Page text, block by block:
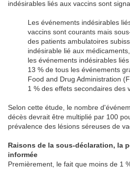
indésirables liés aux vaccins sont
Les événements indésirables
vaccins sont courants mais
des patients ambulatoires
indésirable lié aux
les événements indésirables
13 % de tous les événements
Food and Drug Administration
1 % des effets secondaires des
Selon cette étude, le nombre
décès devrait être multiplié par 100
prévalence des lésions séreuses de
Raisons de la sous-déclaration, la
informée
Premièrement, le fait que moins de 1